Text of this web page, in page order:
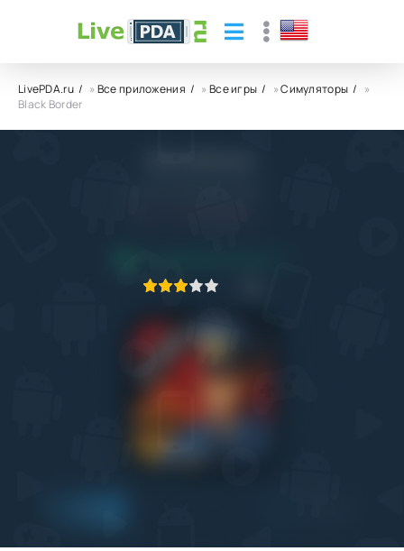
LivePDA.ru »Все приложения »Все игры »Симуляторы
»
Black Border